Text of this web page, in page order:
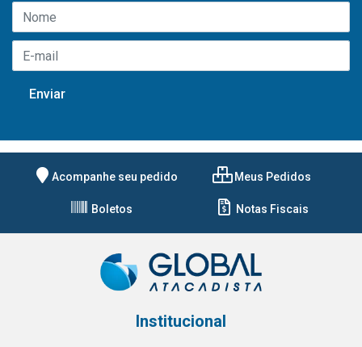
Acompanhe seu pedido Meus Pedidos
Boletos Notas Fiscais
Institucional